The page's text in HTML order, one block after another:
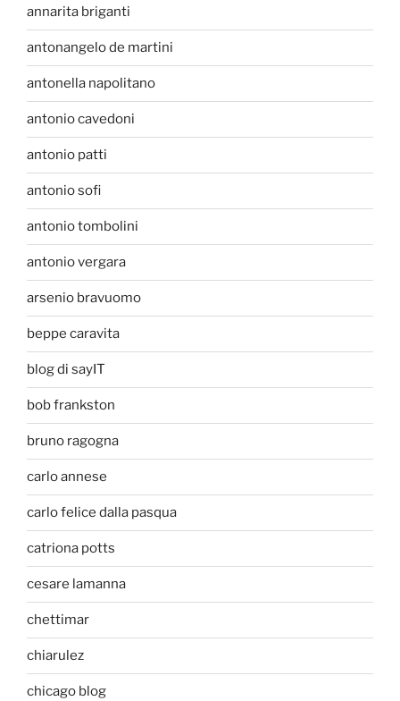
annarita briganti
antonangelo de martini
antonella napolitano
antonio cavedoni
antonio patti
antonio sofi
antonio tombolini
antonio vergara
arsenio bravuomo
beppe caravita
blog di sayIT
bob frankston
bruno ragogna
carlo annese
carlo felice dalla pasqua
catriona potts
cesare lamanna
chettimar
chiarulez
chicago blog